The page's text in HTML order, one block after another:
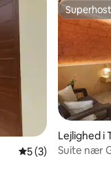
5 ud af 5 i
5 (3)
Superhost
Superhost
Lejlighed i
Suite nær